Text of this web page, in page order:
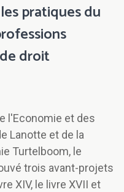
pratiques du
droit
l'Economie et des
Lanotte et de la
Turtelboom, le
trois avant-projets
XIV, le livre XVII et